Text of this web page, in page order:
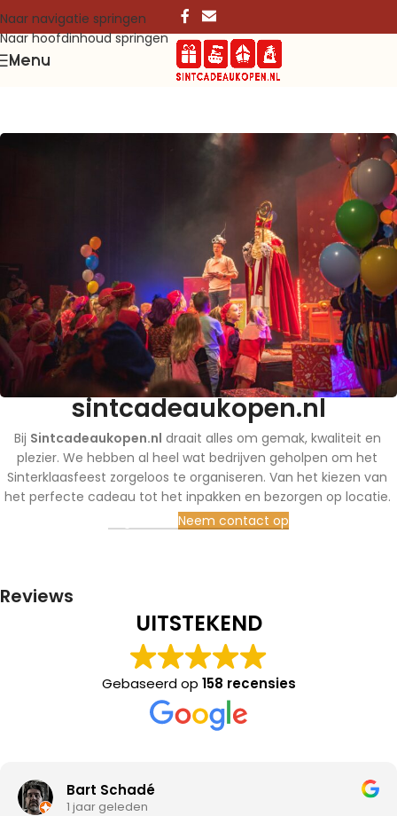
Naar navigatie springen
Naar hoofdinhoud springen
Menu
Ontdek de ervaringen van
sintcadeaukopen.nl
Bij Sintcadeaukopen.nl draait alles om gemak, kwaliteit en
plezier. We hebben al heel wat bedrijven geholpen om het
Sinterklaasfeest zorgeloos te organiseren. Van het kiezen van
het perfecte cadeau tot het inpakken en bezorgen op locatie.
Neem contact op
Reviews
UITSTEKEND
Gebaseerd op 158 recensies
Bart Schadé
1 jaar geleden